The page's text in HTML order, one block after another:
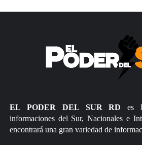
EL PODER DEL SUR RD es
informaciones del Sur, Nacionales e
encontrará una gran variedad de